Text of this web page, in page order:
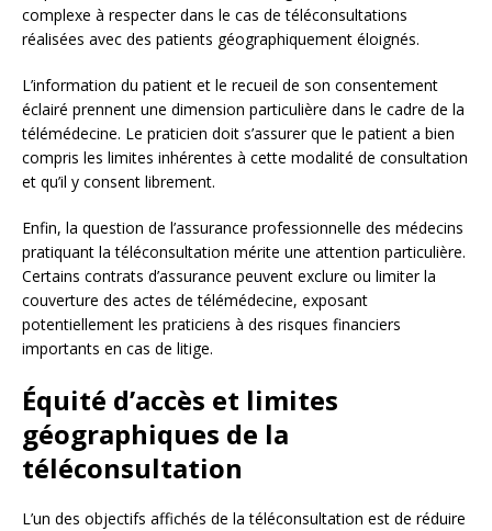
complexe à respecter dans le cas de téléconsultations
réalisées avec des patients géographiquement éloignés.
L’information du patient et le recueil de son consentement
éclairé prennent une dimension particulière dans le cadre de la
télémédecine. Le praticien doit s’assurer que le patient a bien
compris les limites inhérentes à cette modalité de consultation
et qu’il y consent librement.
Enfin, la question de l’assurance professionnelle des médecins
pratiquant la téléconsultation mérite une attention particulière.
Certains contrats d’assurance peuvent exclure ou limiter la
couverture des actes de télémédecine, exposant
potentiellement les praticiens à des risques financiers
importants en cas de litige.
Équité d’accès et limites
géographiques de la
téléconsultation
L’un des objectifs affichés de la téléconsultation est de réduire